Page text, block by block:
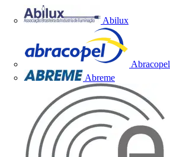
Abilux
Abracopel
Abreme